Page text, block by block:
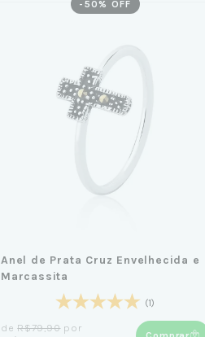
- 50 % OFF
Anel de Prata Cruz Envelhecida e
Marcassita
(1)
deR$79,90por